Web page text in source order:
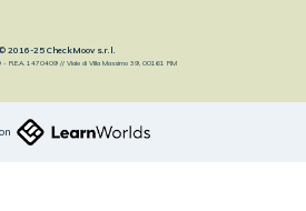
© 2016-25 CheckMoov s.r.l.
R.E.A. 1470409 // Viale di Villa Massimo 39, 00161 RM